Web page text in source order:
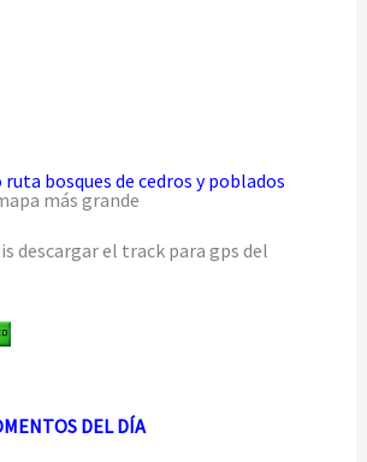
bosques de cedros y poblados
más grande
descargar el track para gps del
DEL DÍA